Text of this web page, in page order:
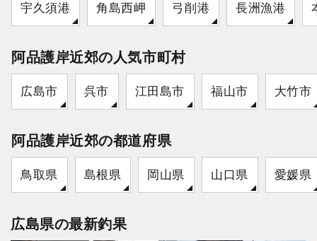
宇久須港 角島西岬 弓削港 長洲漁港
阿品護岸近郊の人気市町村
広島市 呉市 江田島市 福山市 大竹市
阿品護岸近郊の都道府県
鳥取県 島根県 岡山県 山口県 愛媛県
広島県の最新釣果